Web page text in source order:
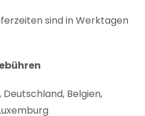
sind in Werktagen
Belgien,